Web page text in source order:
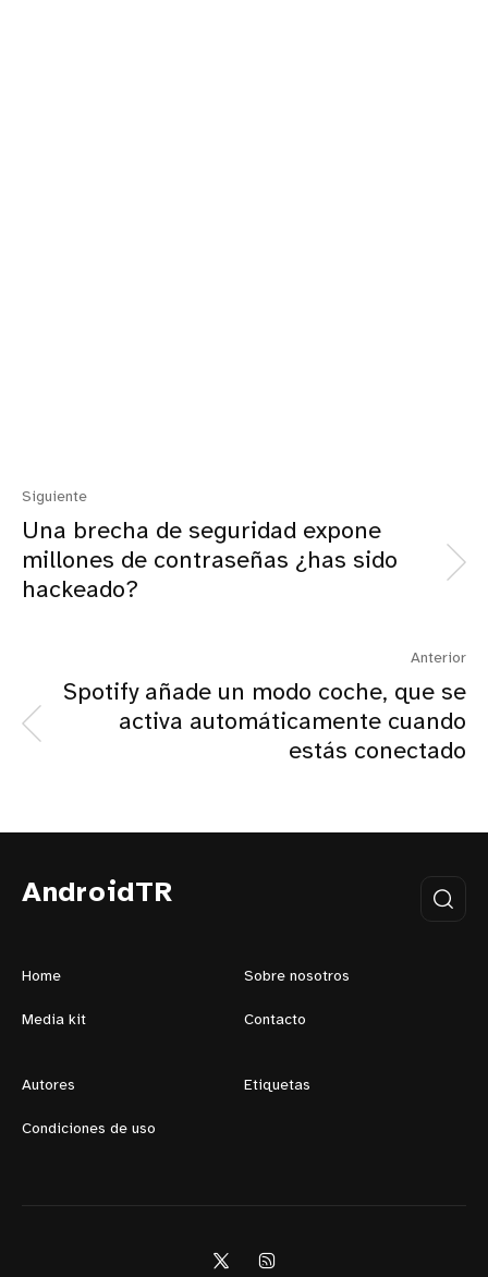
Siguiente
Una brecha de seguridad expone
millones de contraseñas ¿has sido
hackeado?
Anterior
Spotify añade un modo coche, que se
activa automáticamente cuando
estás conectado
AndroidTR
Home Sobre nosotros
Media kit Contacto
Autores Etiquetas
Condiciones de uso